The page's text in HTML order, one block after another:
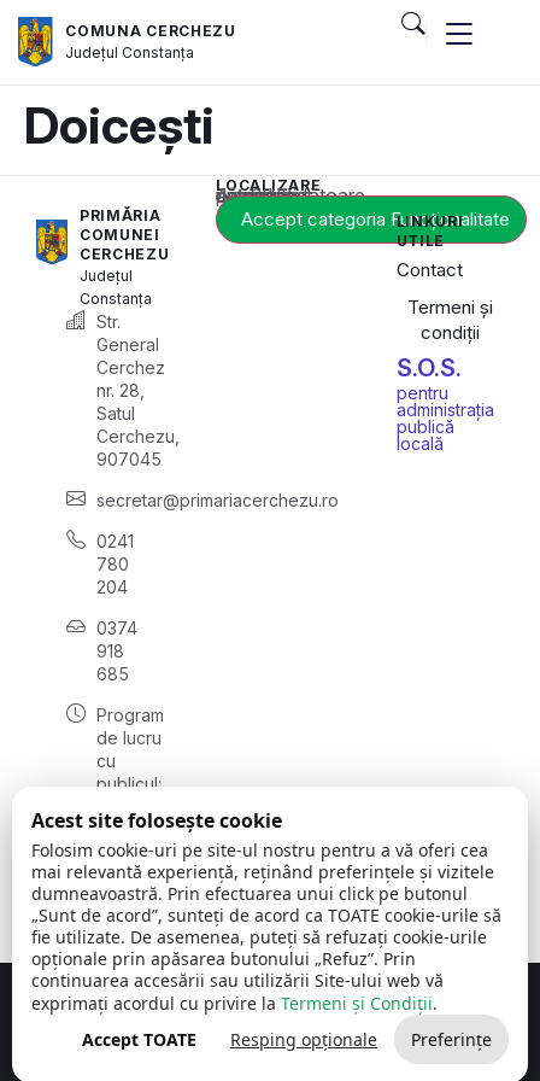
COMUNA CERCHEZU
JudețulConstanța
Doicești
PRIMĂRIA
COMUNEI
CERCHEZU
Județul
Constanța
Str.
General
Cerchez
nr. 28,
Satul
Cerchezu,
907045
secretar@primariacerchezu.ro
0241
780
204
0374
918
685
Program
de lucru
cu
publicul:
08:00 -
16:30
, vineri:
08:00 -
14:00
LOCALIZARE
Acest conținut este blocat până când acceptați categoria corespunzătoare de cookie-uri.
Accept categoria Funcționalitate
LINKURI
UTILE
Contact
Termeni și
condiții
S.O.S.
pentru
administrația
publică
locală
Comuna Cerchezu © 2026Toate drepturile rezervate
Concept realizat de Big Media Relații Publice SRL
Acest site folosește cookie
Folosim cookie-uri pe site-ul nostru pentru a vă oferi cea
mai relevantă experiență, reținând preferințele și vizitele
dumneavoastră. Prin efectuarea unui click pe butonul
„Sunt de acord”, sunteți de acord ca TOATE cookie-urile să
fie utilizate. De asemenea, puteți să refuzați cookie-urile
opționale prin apăsarea butonului „Refuz”. Prin
continuarea accesării sau utilizării Site-ului web vă
exprimați acordul cu privire la Termeni și Condiții.
Accept TOATE
Resping opționale Preferințe